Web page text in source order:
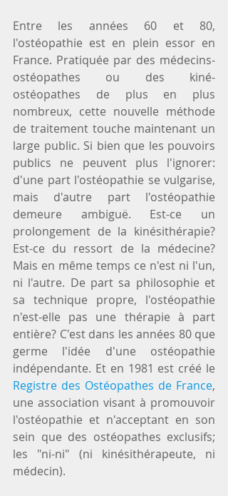
Entre les années 60 et 80,
l'ostéopathie est en plein essor en
France. Pratiquée par des médecins-
ostéopathes ou des kiné-
ostéopathes de plus en plus
nombreux, cette nouvelle méthode
de traitement touche maintenant un
large public. Si bien que les pouvoirs
publics ne peuvent plus l'ignorer:
d'une part l'ostéopathie se vulgarise,
mais d'autre part l'ostéopathie
demeure ambiguë. Est-ce un
prolongement de la kinésithérapie?
Est-ce du ressort de la médecine?
Mais en même temps ce n'est ni l'un,
ni l'autre. De part sa philosophie et
sa technique propre, l'ostéopathie
n'est-elle pas une thérapie à part
entière? C'est dans les années 80 que
germe l'idée d'une ostéopathie
Registre des Ostéopathes de France,
une association visant à promouvoir
l'ostéopathie et n'acceptant en son
sein que des ostéopathes exclusifs;
les "ni-ni" (ni kinésithérapeute, ni
médecin).